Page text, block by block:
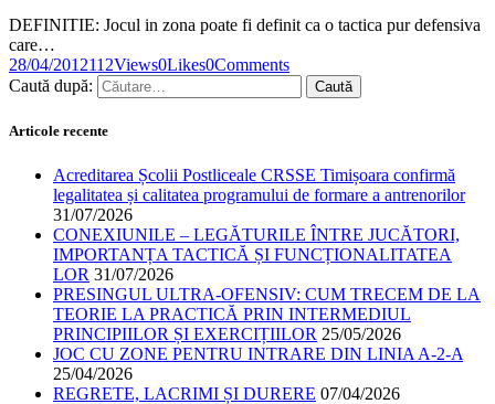
DEFINITIE: Jocul in zona poate fi definit ca o tactica pur defensiva
care…
28/04/2012112Views0Likes0Comments
Caută după:
Articole recente
Acreditarea Școlii Postliceale CRSSE Timișoara confirmă
legalitatea și calitatea programului de formare a antrenorilor
31/07/2026
CONEXIUNILE – LEGĂTURILE ÎNTRE JUCĂTORI,
IMPORTANȚA TACTICĂ ȘI FUNCȚIONALITATEA
LOR 31/07/2026
PRESINGUL ULTRA-OFENSIV: CUM TRECEM DE LA
TEORIE LA PRACTICĂ PRIN INTERMEDIUL
PRINCIPIILOR ȘI EXERCIȚIILOR 25/05/2026
JOC CU ZONE PENTRU INTRARE DIN LINIA A-2-A
25/04/2026
REGRETE, LACRIMI ȘI DURERE 07/04/2026